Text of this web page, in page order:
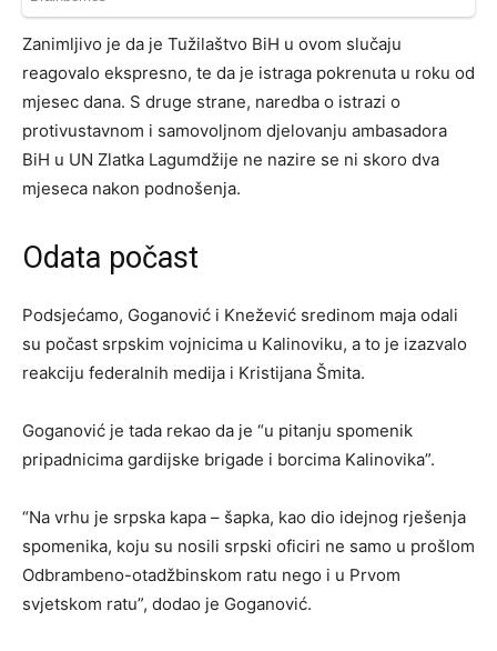
Zanimljivo je da je Tužilaštvo BiH u ovom slučaju
reagovalo ekspresno, te da je istraga pokrenuta u roku od
mjesec dana. S druge strane, naredba o istrazi o
protivustavnom i samovoljnom djelovanju ambasadora
BiH u UN Zlatka Lagumdžije ne nazire se ni skoro dva
mjeseca nakon podnošenja.
Odata počast
Podsjećamo, Goganović i Knežević sredinom maja odali
su počast srpskim vojnicima u Kalinoviku, a to je izazvalo
reakciju federalnih medija i Kristijana Šmita.
Goganović je tada rekao da je “u pitanju spomenik
pripadnicima gardijske brigade i borcima Kalinovika”.
“Na vrhu je srpska kapa – šapka, kao dio idejnog rješenja
spomenika, koju su nosili srpski oficiri ne samo u prošlom
Odbrambeno-otadžbinskom ratu nego i u Prvom
svjetskom ratu”, dodao je Goganović.